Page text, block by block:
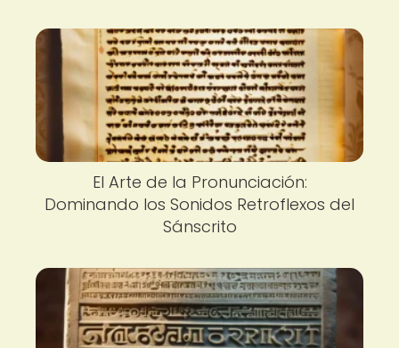
El Arte de la Pronunciación:
Dominando los Sonidos Retroflexos del
Sánscrito